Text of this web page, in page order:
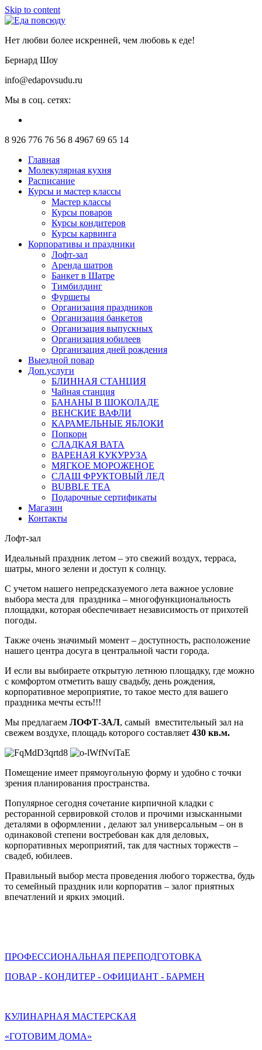
Skip to content
Нет любви более искренней, чем любовь к еде!
Бернард Шоу
info@edapovsudu.ru
Мы в соц. сетях:
8 926 776 76 56 8 4967 69 65 14
Главная
Молекулярная кухня
Расписание
Курсы и мастер классы
Мастер классы
Курсы поваров
Курсы кондитеров
Курсы карвинга
Корпоративы и праздники
Лофт-зал
Аренда шатров
Банкет в Шатре
Тимбилдинг
Фуршеты
Организация праздников
Организация банкетов
Организация выпускных
Организация юбилеев
Организация дней рождения
Выездной повар
Доп.услуги
БЛИННАЯ СТАНЦИЯ
Чайная станция
БАНАНЫ В ШОКОЛАДЕ
ВЕНСКИЕ ВАФЛИ
КАРАМЕЛЬНЫЕ ЯБЛОКИ
Попкорн
СЛАДКАЯ ВАТА
ВАРЕНАЯ КУКУРУЗА
МЯГКОЕ МОРОЖЕНОЕ
СЛАШ ФРУКТОВЫЙ ЛЕД
BUBBLE TEA
Подарочные сертификаты
Магазин
Контакты
Лофт-зал
Идеальный праздник летом – это свежий воздух, терраса,
шатры, много зелени и доступ к солнцу.
С учетом нашего непредсказуемого лета важное условие
выбора места для праздника – многофункциональность
площадки, которая обеспечивает независимость от прихотей
погоды.
Также очень значимый момент – доступность, расположение
нашего центра досуга в центральной части города.
И если вы выбираете открытую летнюю площадку, где можно
с комфортом отметить вашу свадьбу, день рождения,
корпоративное мероприятие, то такое место для вашего
праздника мечты есть!!!
Мы предлагаем ЛОФТ-ЗАЛ, самый вместительный зал на
свежем воздухе, площадь которого составляет 430 кв.м.
Помещение имеет прямоугольную форму и удобно с точки
зрения планирования пространства.
Популярное сегодня сочетание кирпичной кладки с
ресторанной сервировкой столов и прочими изысканными
деталями в оформлении , делают зал универсальным – он в
одинаковой степени востребован как для деловых,
корпоративных мероприятий, так для частных торжеств –
свадеб, юбилеев.
Правильный выбор места проведения любого торжества, будь
то семейный праздник или корпоратив – залог приятных
впечатлений и ярких эмоций.
ПРОФЕССИОНАЛЬНАЯ ПЕРЕПОДГОТОВКА
ПОВАР - КОНДИТЕР - ОФИЦИАНТ - БАРМЕН
КУЛИНАРНАЯ МАСТЕРСКАЯ
«ГОТОВИМ ДОМА»